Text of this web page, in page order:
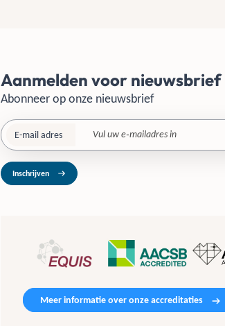
Aanmelden voor nieuwsbrief
Abonneer op onze nieuwsbrief
E-mail adres
Inschrijven
Meer informatie over onze accreditaties